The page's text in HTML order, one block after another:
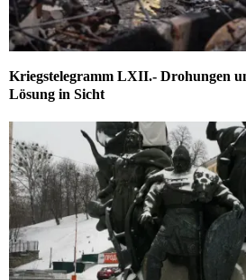
Kriegstelegramm LXII.- Drohungen
Lösung in Sicht